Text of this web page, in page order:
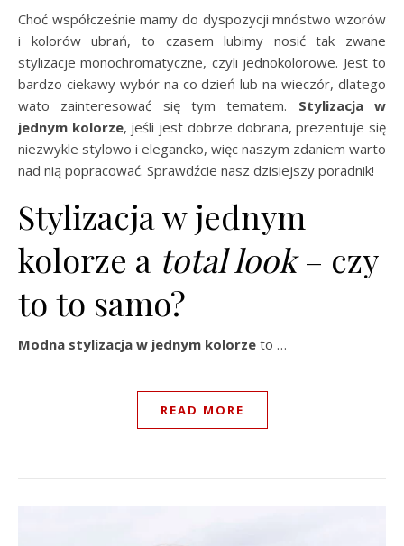
Choć współcześnie mamy do dyspozycji mnóstwo wzorów
i kolorów ubrań, to czasem lubimy nosić tak zwane
stylizacje monochromatyczne, czyli jednokolorowe. Jest to
bardzo ciekawy wybór na co dzień lub na wieczór, dlatego
wato zainteresować się tym tematem. Stylizacja w
jednym kolorze, jeśli jest dobrze dobrana, prezentuje się
niezwykle stylowo i elegancko, więc naszym zdaniem warto
nad nią popracować. Sprawdźcie nasz dzisiejszy poradnik!
Stylizacja w jednym
kolorze a total look– czy
to to samo?
Modna stylizacja w jednym kolorze to …
READ MORE